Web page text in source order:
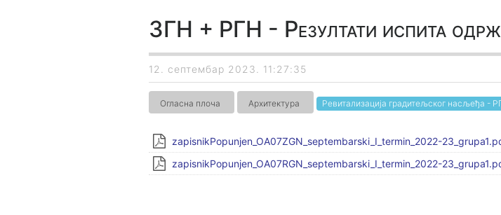
ЗГН + РГН - Резултати испита
12. септембар 2023. 11:27:35
Огласна плоча Архитектура Ревитализација градитељског насљеђа -
zapisnikPopunjen_OA07ZGN_septembarski_I_termin_2022-
zapisnikPopunjen_OA07RGN_septembarski_I_termin_2022-